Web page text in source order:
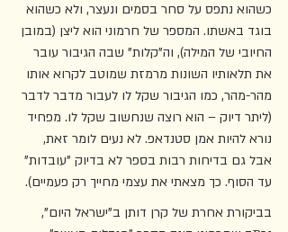
כשהוא נתפס על סחר בסמים ונעצר, ולא כשהוא
בוגד באשתו. המספר של חרמוני הוא ליצן (במובן
החיובי של המילה), וה"קלות" שבה הגיבור עובר
את תלאותיו השונות מרמזת שמוטב לקרוא אותו
מהר-מהר, כמו הגיבור שקל לו לעבור מדבר לדבר
(ליתר דיוק – הוא רוצה שנחשוב שקל לו. מפחיד
נורא להיות אמן סטנדאפ. לא נעים לומר זאת,
אבל גם בדיחות רבות בספר לא בדיוק "עובדות"
עד הסוף. כך מצאתי את עצמי מחייך רק פעמיים).
בביקורת אחרת של קרן דותן ב"ישראל היום",